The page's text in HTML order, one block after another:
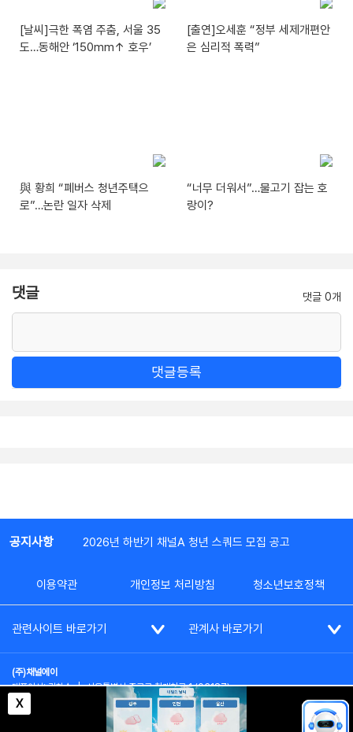
[날씨]극한 폭염 주춤, 서울 35
도…동해안 ‘150mm↑ 호우’
[출연]오세훈 “정부 세제개편안
은 심리적 폭력”
與 황희 “폐버스 청년주택으
로”…논란 일자 삭제
“너무 더워서”…물고기 잡는 호
랑이?
댓글 댓글 0개
댓글등록
X
공지사항 2026년 하반기 채널A 청년 스쿼드 모집 공고
이용약관 개인정보 처리방침 청소년보호정책
관련사이트 바로가기 관계사 바로가기
(주)채널에이
대표이사: 김차수 | 서울특별시 종로구 청계천로 1 (03187)
부가통신사업신고: 022357호 | 사업자등록번호: 101-86-62787
대표전화: (02)2020-3114
시청자상담실: (02)2020-3100